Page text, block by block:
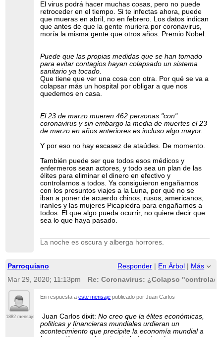
El virus podrá hacer muchas cosas, pero no puede
retroceder en el tiempo. Si te infectas ahora, puede
que mueras en abril, no en febrero. Los datos indican
que antes de que la gente muriera por coronavirus,
moría la misma gente que otros años. Premio Nobel.
Puede que las propias medidas que se han tomado
para evitar contagios hayan colapsado un sistema
sanitario ya tocado.
Que tiene que ver una cosa con otra. Por qué se va a
colapsar más un hospital por obligar a que nos
quedemos en casa.
El 23 de marzo mueren 462 personas "con"
coronavirus y sin embargo la media de muertes el 23
de marzo en años anteriores es incluso algo mayor.
Y por eso no hay escasez de ataúdes. De momento.
También puede ser que todos esos médicos y
enfermeros sean actores, y todo sea un plan de las
élites para eliminar el dinero en efectivo y
controlarnos a todos. Ya consiguieron engañarnos
con los presuntos viajes a la Luna, por qué no se
iban a poner de acuerdo chinos, rusos, americanos,
iraníes y las mujeres Picapiedra para engañarnos a
todos. El que algo pueda ocurrir, no quiere decir que
sea lo que haya pasado.
La noche es oscura y alberga horrores.
Parroquiano Responder En Árbol
Más
Mar 29, 2020; 11:13pm
Re: Coronavirus: ¿Colapso
1882 mensajes
En respuesta aeste mensaje publicado por Juan Carlos
Juan Carlos dixit:No creo que la élites económicas,
politicas y financieras mundiales urdieran un
acontecimiento que precipite la economía mundial a